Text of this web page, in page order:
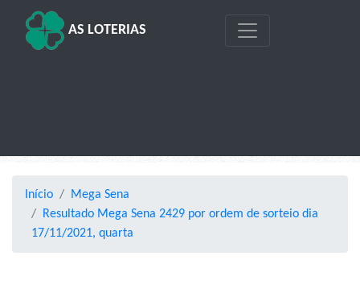
AS LOTERIAS
Início
Mega Sena
Resultado Mega Sena 2429 por ordem de sorteio dia
17/11/2021, quarta